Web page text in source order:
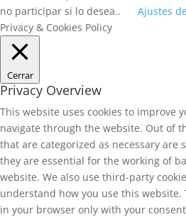
no participar si lo desea..
Ajustes
Privacy & Cookies Policy
Cerrar
Privacy Overview
This website uses cookies to improve
navigate through the website. Out of
that are categorized as necessary are
they are essential for the working of
website. We also use third-party
understand how you use this website.
in your browser only with your